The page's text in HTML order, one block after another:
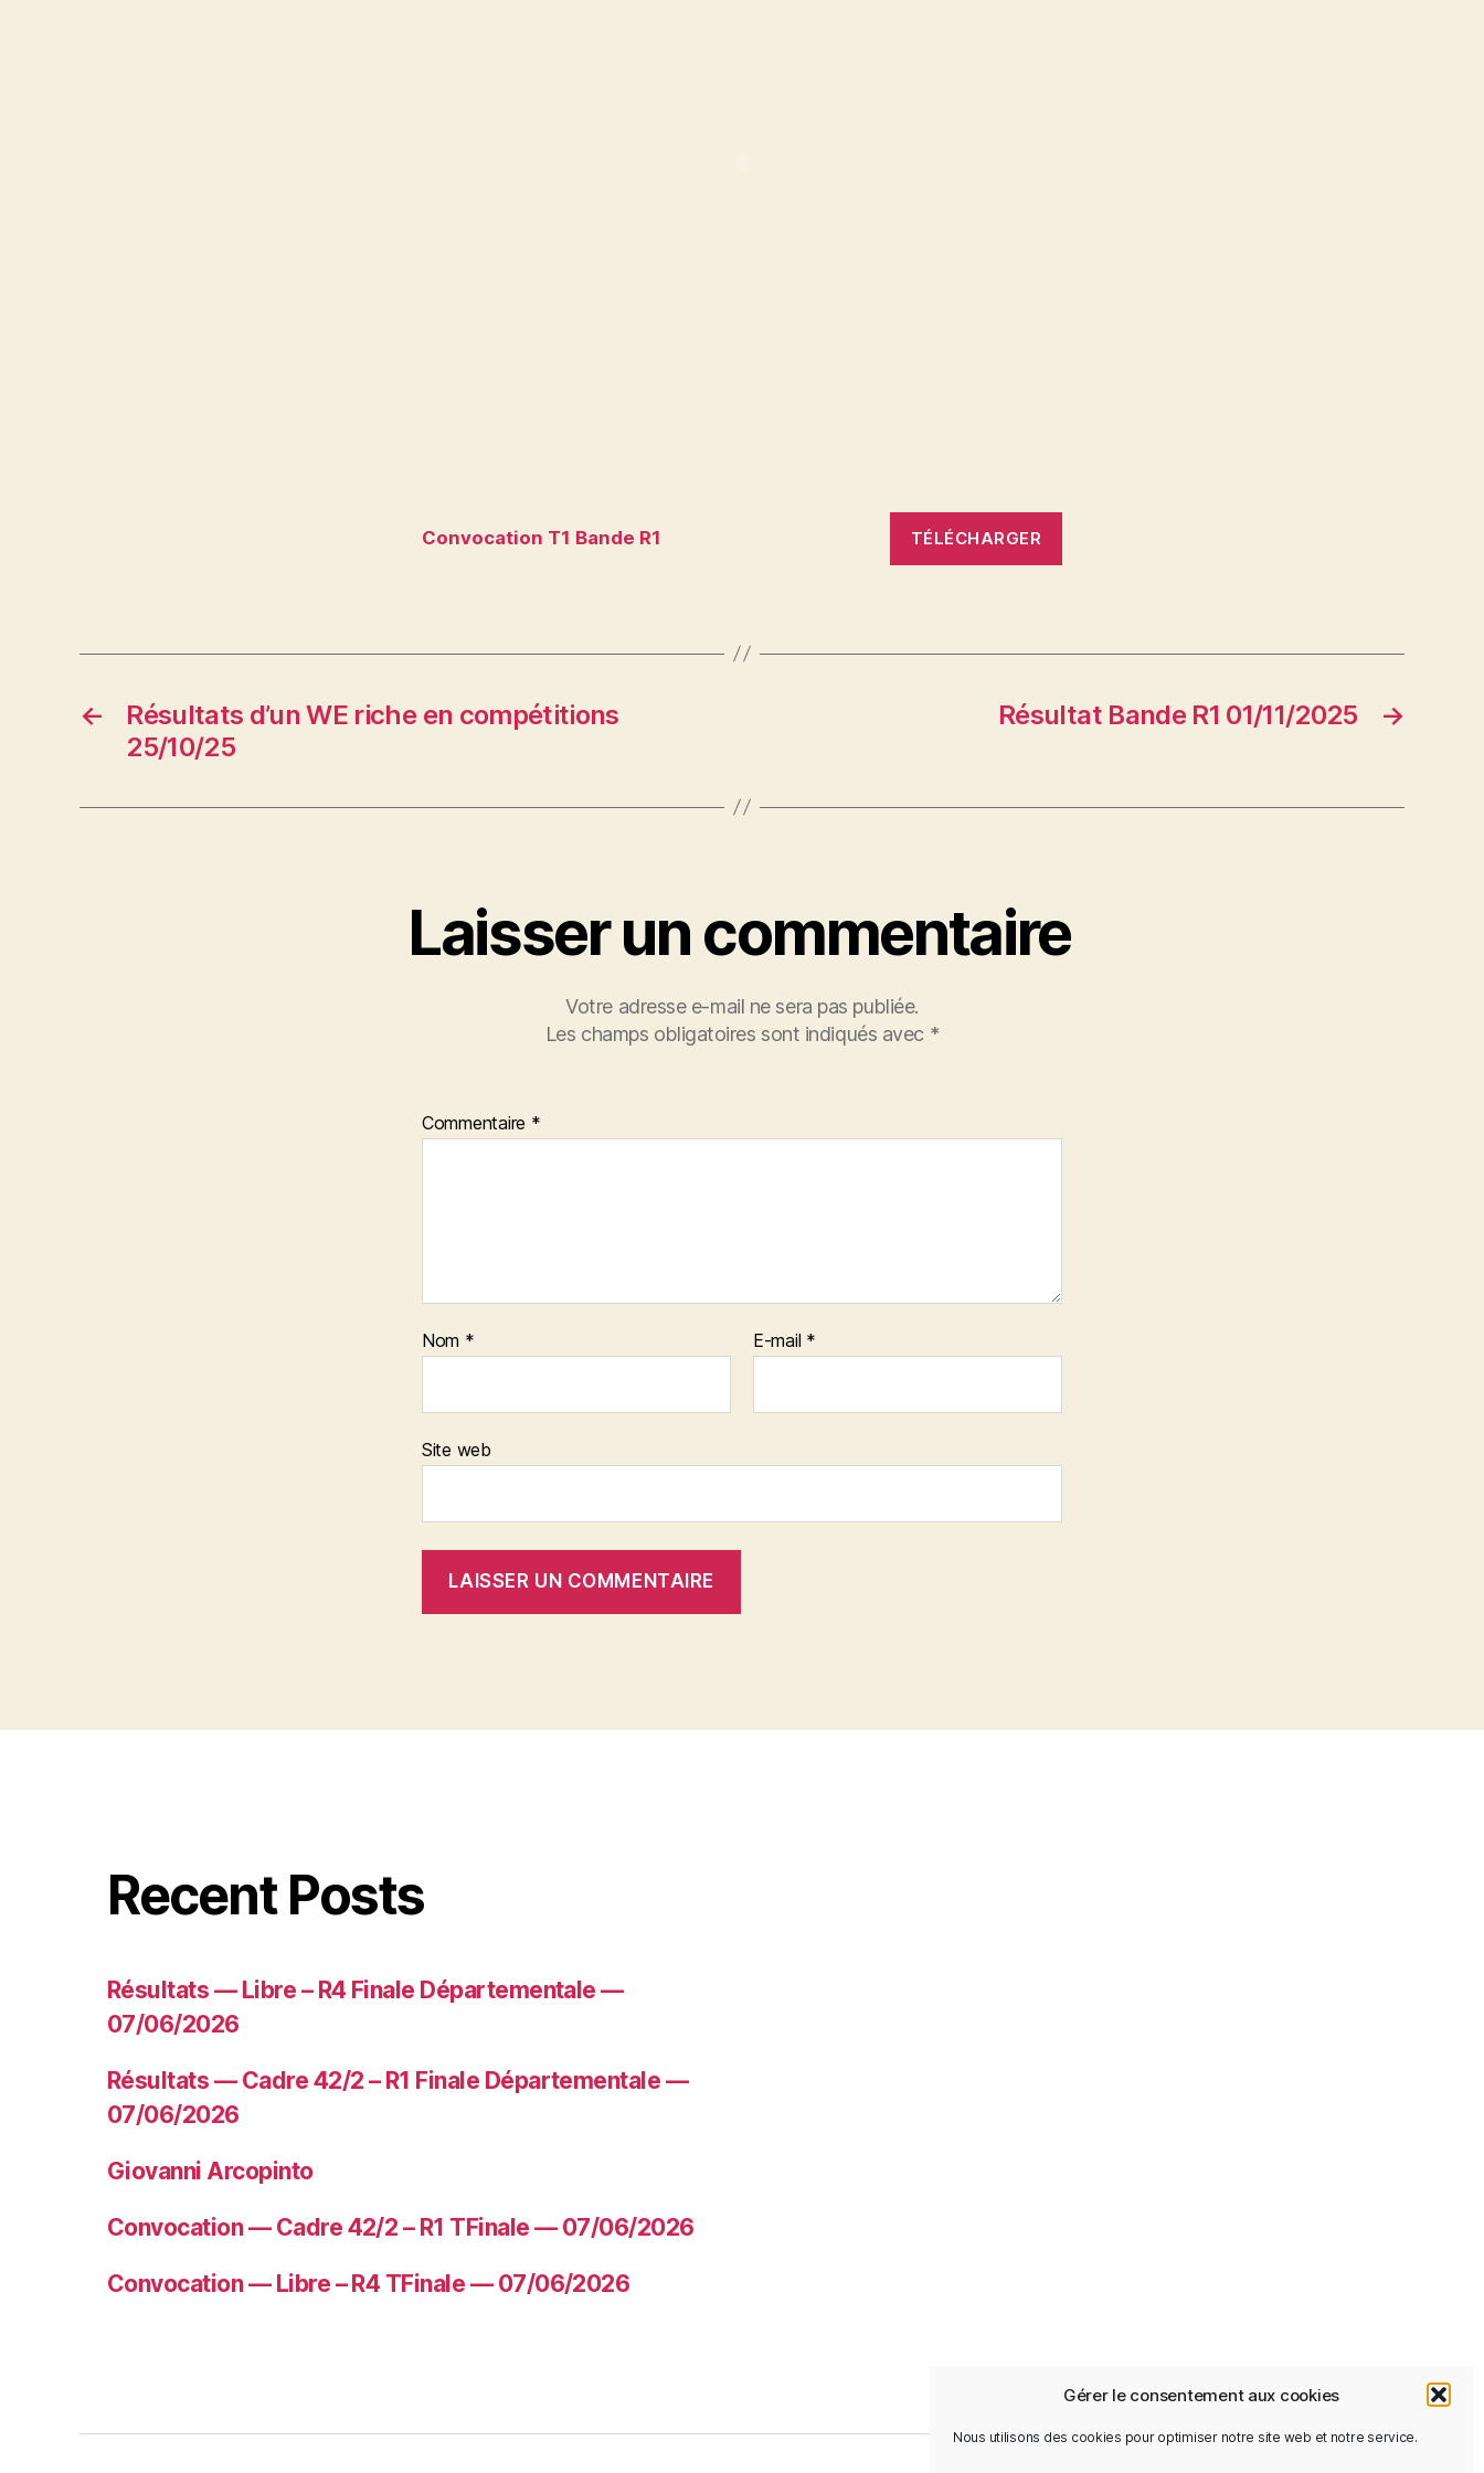
Gérer le consentement aux cookies
Nous utilisons des cookies pour optimiser notre site web et notre service.
Convocation T1 Bande R1 TÉLÉCHARGER
←
Résultats d’un WE riche en compétitions
25/10/25
→
Résultat Bande R1 01/11/2025
Laisser un commentaire
Votre adresse e-mail ne sera pas publiée.
Les champs obligatoires sont indiqués avec *
Commentaire *
Nom * E-mail *
Site web
Recent Posts
Résultats — Libre – R4 Finale Départementale —
07/06/2026
Résultats — Cadre 42/2 – R1 Finale Départementale —
07/06/2026
Giovanni Arcopinto
Convocation — Cadre 42/2 – R1 TFinale — 07/06/2026
Convocation — Libre – R4 TFinale — 07/06/2026